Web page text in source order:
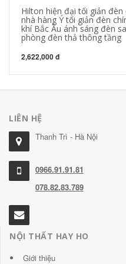
Hilton hiện đại tối giản
nhà hàng Ý tối giản đèn
khí Bắc Âu ánh sáng đèn
phòng đèn thả thông tầng
2,622,000 đ
LIÊN HỆ
Thanh Trì - Hà Nội
0966.91.91.81
078.82.83.789
NỘI THẤT HAY HO
Giới thiệu